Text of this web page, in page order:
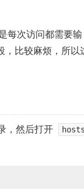
每次访问都需要输
，比较麻烦，所以
，然后打开 hosts